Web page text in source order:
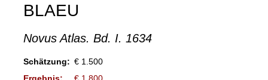
BLAEU
Novus Atlas. Bd. I. 1634
Schätzung: € 1.500
Ergebnis:
€ 1.800